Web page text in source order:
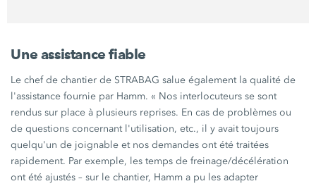
Une assistance fiable
Le chef de chantier de STRABAG salue également la qualité de
l'assistance fournie par Hamm. « Nos interlocuteurs se sont
rendus sur place à plusieurs reprises. En cas de problèmes ou
de questions concernant l'utilisation, etc., il y avait toujours
quelqu'un de joignable et nos demandes ont été traitées
rapidement. Par exemple, les temps de freinage/décélération
ont été ajustés – sur le chantier, Hamm a pu les adapter